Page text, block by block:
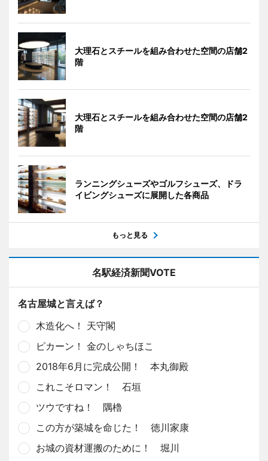
大理石とスチールを組み合わせた空間の店舗2
階
大理石とスチールを組み合わせた空間の店舗2
階
ランニングシューズやゴルフシューズ、ドラ
イビングシューズに展開した各商品
もっと見る
名駅経済新聞VOTE
名古屋城と言えば？
木造化へ！ 天守閣
ピカーン！ 金のしゃちほこ
2018年6月に完成公開！ 本丸御殿
これこそロマン！ 石垣
ツウですね！ 隅櫓
この方が築城を命じた！ 徳川家康
お城の資材運搬のために！ 堀川